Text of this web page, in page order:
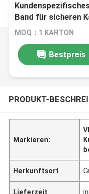
Band für sicheren
MOQ：1 KARTON
Bestpreis
PRODUKT-
Markieren:
Herkunftsort
Lieferzeit